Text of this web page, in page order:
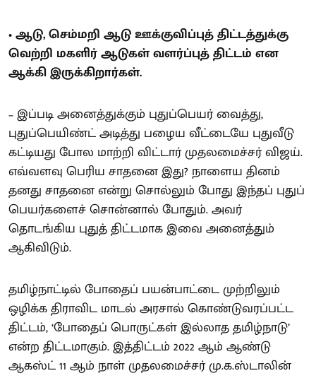
• ஆடு, செம்மறி ஆடு ஊக்குவிப்புத் திட்டத்துக்கு
வெற்றி மகளிர் ஆடுகள் வளர்ப்புத் திட்டம் என
ஆக்கி இருக்கிறார்கள்.
– இப்படி அனைத்துக்கும் புதுப்பெயர் வைத்து,
புதுப்பெயிண்ட் அடித்து பழைய வீட்டையே புதுவீடு
கட்டியது போல மாற்றி விட்டார் முதலமைச்சர் விஜய்.
எவ்வளவு பெரிய சாதனை இது? நாளைய தினம்
தனது சாதனை என்று சொல்லும் போது இந்தப் புதுப்
பெயர்களைச் சொன்னால் போதும். அவர்
தொடங்கிய புதுத் திட்டமாக இவை அனைத்தும்
ஆகிவிடும்.
தமிழ்நாட்டில் போதைப் பயன்பாட்டை முற்றிலும்
ஒழிக்க திராவிட மாடல் அரசால் கொண்டுவரப்பட்ட
திட்டம், ‘போதைப் பொருட்கள் இல்லாத தமிழ்நாடு’
என்ற திட்டமாகும். இத்திட்டம் 2022 ஆம் ஆண்டு
ஆகஸ்ட் 11 ஆம் நாள் முதலமைச்சர் மு.க.ஸ்டாலின்